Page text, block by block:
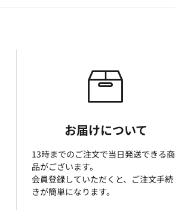
お届けについて
13時までのご注文で当日発送できる商
品がございます。
会員登録していただくと、ご注文手続
きが簡単になります。